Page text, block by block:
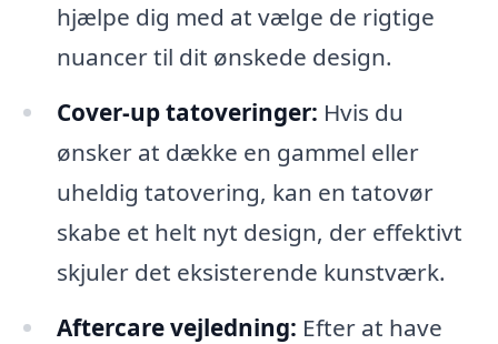
hjælpe dig med at vælge de rigtige
nuancer til dit ønskede design.
Cover-up tatoveringer: Hvis du
ønsker at dække en gammel eller
uheldig tatovering, kan en tatovør
skabe et helt nyt design, der effektivt
skjuler det eksisterende kunstværk.
Aftercare vejledning: Efter at have